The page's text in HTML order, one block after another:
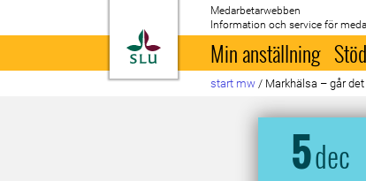
Till startsida
Medarbetarwebben
Information och service för
Min anställning
start mw / Markhälsa – går
5dec